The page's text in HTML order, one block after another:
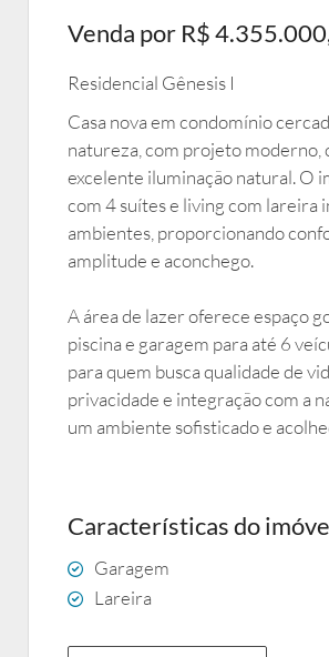
Venda por R$
Residencial Gênesis I
Casa nova em condomínio
natureza, com projeto moderno,
excelente iluminação natural. O
com 4 suítes e living com lareira
ambientes, proporcionando
amplitude e aconchego.
A área de lazer oferece espaço
piscina e garagem para até 6
para quem busca qualidade de
privacidade e integração com a
um ambiente sofisticado e
Características do
Garagem
Lareira